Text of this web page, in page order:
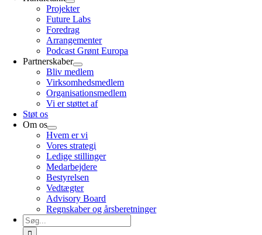
Projekter
Future Labs
Foredrag
Arrangementer
Podcast Grønt Europa
Partnerskaber
Bliv medlem
Virksomhedsmedlem
Organisationsmedlem
Vi er støttet af
Støt os
Om os
Hvem er vi
Vores strategi
Ledige stillinger
Medarbejdere
Bestyrelsen
Vedtægter
Advisory Board
Regnskaber og årsberetninger
Søg
efter: